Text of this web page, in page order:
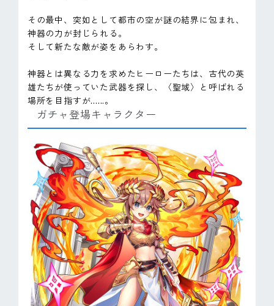
その最中、突如として都市の空が謎の結界に包まれ、
神器の力が封じられる。
そして新たな敵が姿をあらわす。
神器とは異なる力を求めたヒーローたちは、古代の英
雄たちが使っていた武器を探し、〈聖域〉と呼ばれる
場所を目指すが......。
ガチャ登場キャラクター